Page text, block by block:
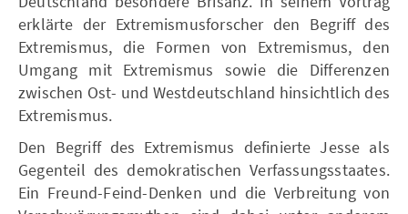
erklärte der Extremismusforscher den Begriff des
Extremismus, die Formen von Extremismus, den
Umgang mit Extremismus sowie die Differenzen
zwischen Ost- und Westdeutschland hinsichtlich des
Extremismus.
Den Begriff des Extremismus definierte Jesse als
Gegenteil des demokratischen Verfassungsstaates.
Ein Freund-Feind-Denken und die Verbreitung von